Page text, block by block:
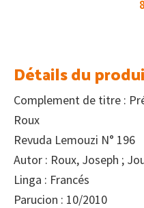
Détails du
Complement de titre :
Roux
Revuda Lemouzi N° 196
Autor : Roux, Joseph ;
Linga : Francés
Parucion : 10/2010